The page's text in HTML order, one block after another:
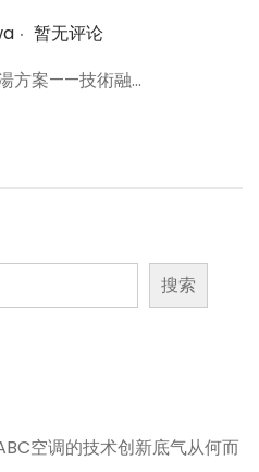
. 暂无评论
方案——技術融…
搜索
空调的技术创新底气从何而